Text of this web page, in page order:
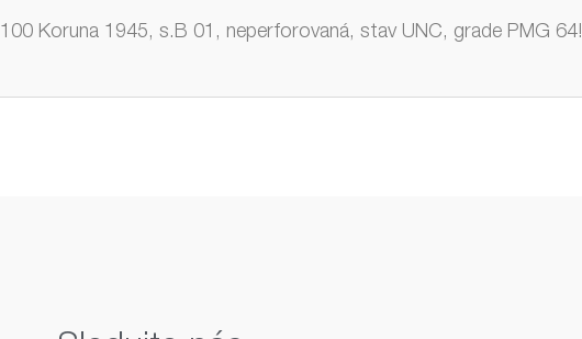
100 Koruna 1945, s.B 01, neperforovaná, stav UNC, grade PMG 64!